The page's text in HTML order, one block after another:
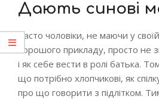
Дають синові
Часто чоловіки, не маючи у своїй
хорошого прикладу, просто не
і як себе вести в ролі батька.
що потрібно хлопчикові, як
про що говорити з підлітком.